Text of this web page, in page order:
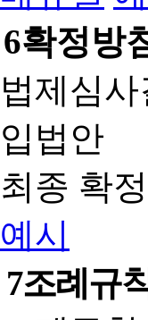
6확정방
법제심
입법안
최종 확
예시
7조례규